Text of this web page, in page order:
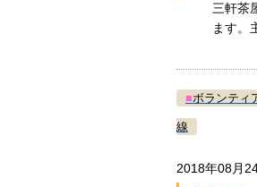
三軒茶
ます。
■ボランティ
線
2018年08月